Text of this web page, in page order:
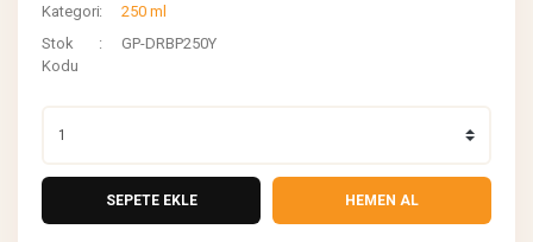
Kategori
250 ml
Stok
Kodu
GP-DRBP250Y
SEPETE EKLE HEMEN AL